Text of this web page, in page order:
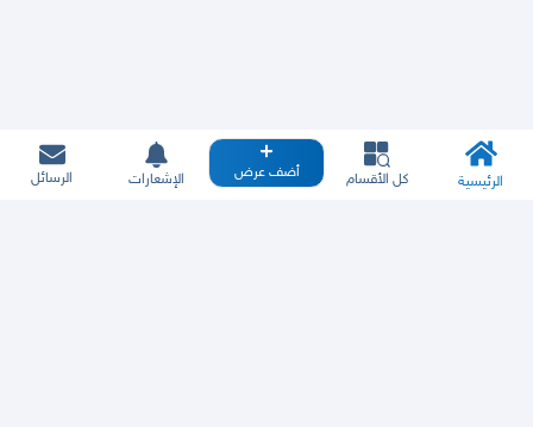
الرئيسية كل الأقسام أضف عرض الإشعارات الرسائل